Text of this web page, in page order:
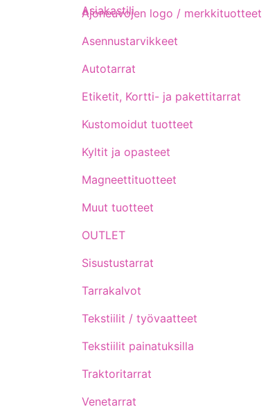
Ajoneuvojen logo / merkkituotteet
Asennustarvikkeet
Autotarrat
Etiketit, Kortti- ja pakettitarrat
Kustomoidut tuotteet
Kyltit ja opasteet
Magneettituotteet
Muut tuotteet
OUTLET
Sisustustarrat
Tarrakalvot
Tekstiilit / työvaatteet
Tekstiilit painatuksilla
Traktoritarrat
Venetarrat
Asiakastili